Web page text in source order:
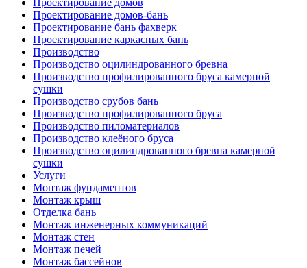
Проектирование домов-бань
Проектирование бань фахверк
Проектирование каркасных бань
Производство
Производство оцилиндрованного бревна
Производство профилированного бруса камерной
сушки
Производство срубов бань
Производство профилированного бруса
Производство пиломатериалов
Производство клеёного бруса
Производство оцилиндрованного бревна камерной
сушки
Услуги
Монтаж фундаментов
Монтаж крыш
Отделка бань
Монтаж инженерных коммуникаций
Монтаж стен
Монтаж печей
Монтаж бассейнов